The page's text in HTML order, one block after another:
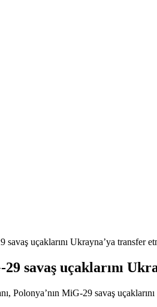
uçaklarını Ukrayna’ya transfer
savaş uçaklarını
Polonya’nın MiG-29 savaş